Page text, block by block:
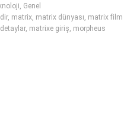
, Genel
, matrix, matrix dünyası, matrix film
, matrixe giriş, morpheus